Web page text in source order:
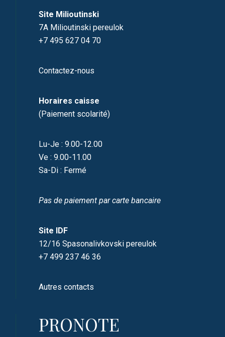
Site Milioutinski
7A Milioutinski pereulok
+7 495 627 04 70
Contactez-nous
Horaires caisse
(Paiement scolarité)
Lu-Je : 9.00-12.00
Ve : 9.00-11.00
Sa-Di : Fermé
Pas de paiement par carte bancaire
Site IDF
12/16 Spasonalivkovski pereulok
+7 499 237 46 36
Autres contacts
PRONOTE